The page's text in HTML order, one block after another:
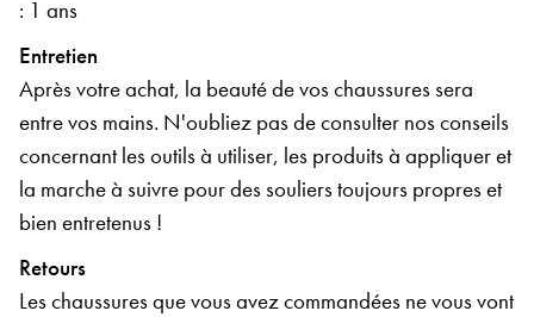
: 1 ans
Entretien
Après votre achat, la beauté de vos chaussures sera
entre vos mains. N'oubliez pas de consulter nos conseils
concernant les outils à utiliser, les produits à appliquer et
la marche à suivre pour des souliers toujours propres et
bien entretenus !
Retours
Les chaussures que vous avez commandées ne vous vont